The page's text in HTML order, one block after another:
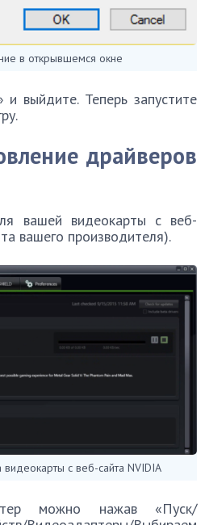
в открывшемся окне
и выйдите. Теперь запустите
драйверов
вашей видеокарты с веб-
вашего производителя).
с веб-сайта NVIDIA
можно нажав «Пуск/